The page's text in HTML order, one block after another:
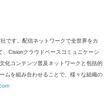
です。配信ネットワークで全世界をカ
Cisionクラウドベースコミュニケーシ
化コンテンツ普及ネットワークと包括的
ムを組み合わせることで、様々な組織の